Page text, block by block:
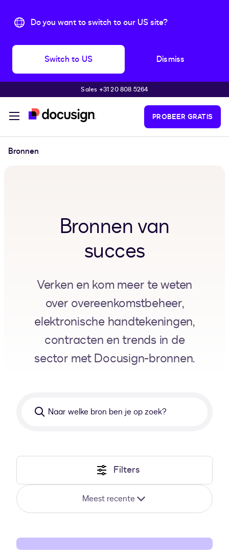
Do you want to switch to our US site?
Switch to US Dismiss
Pular para o conteúdo principal
Sales +31 20 808 5264
PROBEER GRATIS
Bronnen
Bronnen van
succes
Verken en kom meer te weten
over overeenkomstbeheer,
elektronische handtekeningen,
contracten en trends in de
sector met Docusign-bronnen.
welke
op
Filters
Meest recente